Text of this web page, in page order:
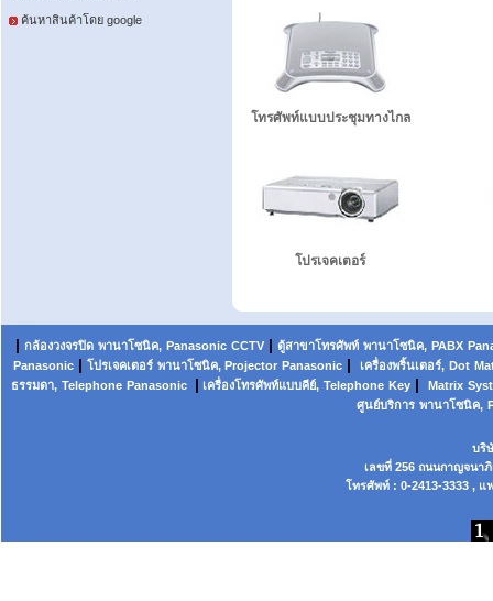
ค้นหาสินค้าโดย google
โทรศัพท์แบบประชุมทางไกล
โปรเจคเตอร์
| กล้องวงจรปิด พานาโซนิค, Panasonic CCTV | ตู้สาขาโทรศัพท์ พานาโซนิค, PABX
Panasonic| โปรเจคเตอร์ พานาโซนิค, Projector Panasonic| เครื่องพริ้นเตอร์, Dot
ธรรมดา, Telephone Panasonic | เครื่องโทรศัพท์แบบคีย์, Telephone Key | Matrix
ศูนย์บริการ พานาโซนิค,
บริ
เลขที่ 256 ถนนกาญจนาภิ
โทรศัพท์ : 0-2413-3333 , แ